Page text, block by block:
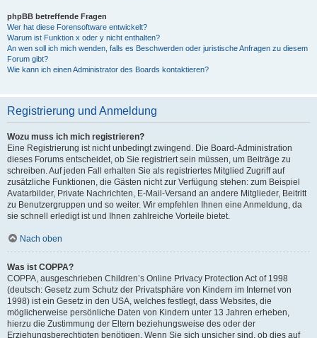
phpBB betreffende Fragen
Wer hat diese Forensoftware entwickelt?
Warum ist Funktion x oder y nicht enthalten?
An wen soll ich mich wenden, falls es Beschwerden oder juristische Anfragen zu diesem
Forum gibt?
Wie kann ich einen Administrator des Boards kontaktieren?
Registrierung und Anmeldung
Wozu muss ich mich registrieren?
Eine Registrierung ist nicht unbedingt zwingend. Die Board-Administration
dieses Forums entscheidet, ob Sie registriert sein müssen, um Beiträge zu
schreiben. Auf jeden Fall erhalten Sie als registriertes Mitglied Zugriff auf
zusätzliche Funktionen, die Gästen nicht zur Verfügung stehen: zum Beispiel
Avatarbilder, Private Nachrichten, E-Mail-Versand an andere Mitglieder, Beitritt
zu Benutzergruppen und so weiter. Wir empfehlen Ihnen eine Anmeldung, da
sie schnell erledigt ist und Ihnen zahlreiche Vorteile bietet.
Nach oben
Was ist COPPA?
COPPA, ausgeschrieben Children’s Online Privacy Protection Act of 1998
(deutsch: Gesetz zum Schutz der Privatsphäre von Kindern im Internet von
1998) ist ein Gesetz in den USA, welches festlegt, dass Websites, die
möglicherweise persönliche Daten von Kindern unter 13 Jahren erheben,
hierzu die Zustimmung der Eltern beziehungsweise des oder der
Erziehungsberechtigten benötigen. Wenn Sie sich unsicher sind, ob dies auf